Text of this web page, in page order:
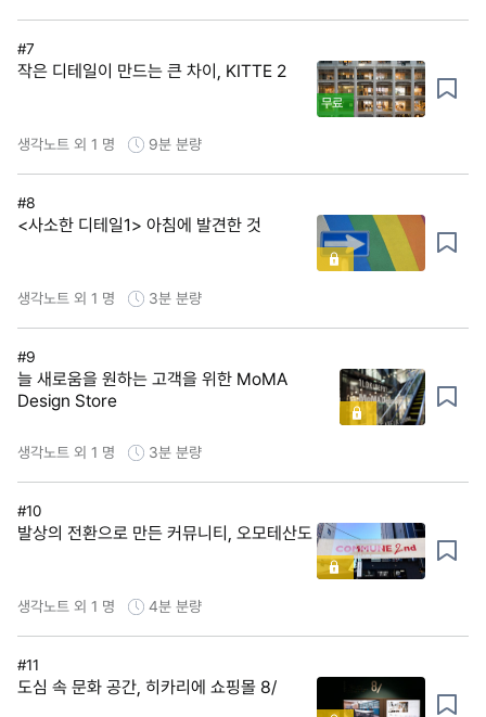
#7
작은 디테일이 만드는 큰 차이, KITTE 2
무료
생각노트 외 1 명 9분 분량
#8
<사소한 디테일1> 아침에 발견한 것
생각노트 외 1 명 3분 분량
#9
늘 새로움을 원하는 고객을 위한 MoMA
Design Store
생각노트 외 1 명 3분 분량
#10
발상의 전환으로 만든 커뮤니티, 오모테산도
생각노트 외 1 명 4분 분량
#11
도심 속 문화 공간, 히카리에 쇼핑몰 8/